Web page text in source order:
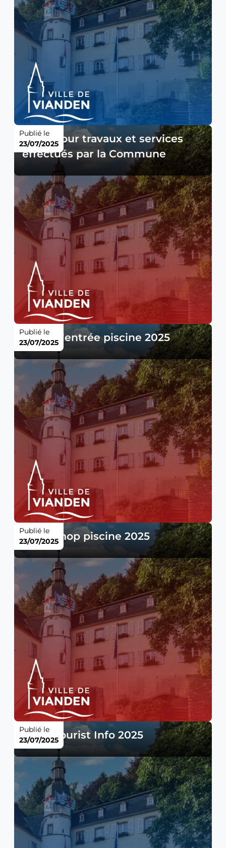
Tarifs pour travaux et services
effectués par la Commune
Publié le
23/07/2025
Taxes d'entrée piscine 2025
Publié le
23/07/2025
Tarifs shop piscine 2025
Publié le
23/07/2025
Tarifs Tourist Info 2025
Publié le
23/07/2025